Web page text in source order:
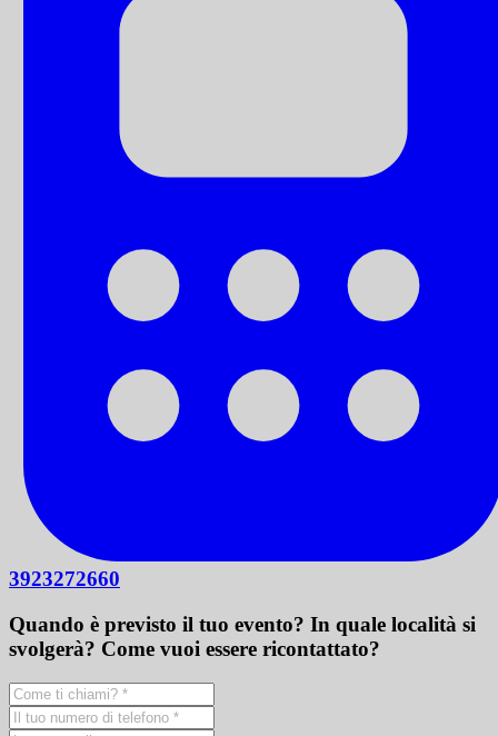
3923272660
Quando è previsto il tuo evento? In quale località si
svolgerà? Come vuoi essere ricontattato?